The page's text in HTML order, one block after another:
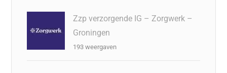
Zzp verzorgende IG – Zorgwerk –
Groningen
193 weergaven